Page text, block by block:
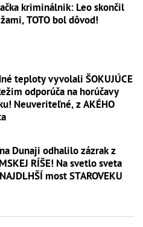
kriminálnik: Leo skončil
TOTO bol dôvod!
teploty vyvolali ŠOKUJÚCE
odporúča na horúčavy
Neuveriteľné, z AKÉHO
Dunaji odhalilo zázrak z
RÍŠE! Na svetlo sveta
most STAROVEKU